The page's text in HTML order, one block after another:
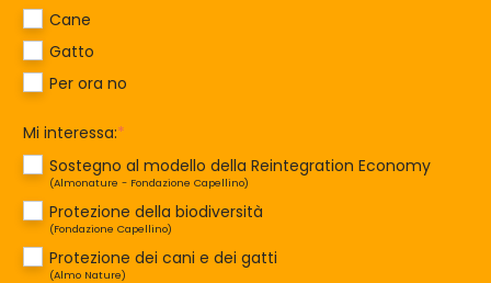
Cane
Gatto
Per ora no
Mi interessa:*
Sostegno al modello della Reintegration Economy
(Almonature - Fondazione Capellino)
Protezione della biodiversità
(Fondazione Capellino)
Protezione dei cani e dei gatti
(Almo Nature)